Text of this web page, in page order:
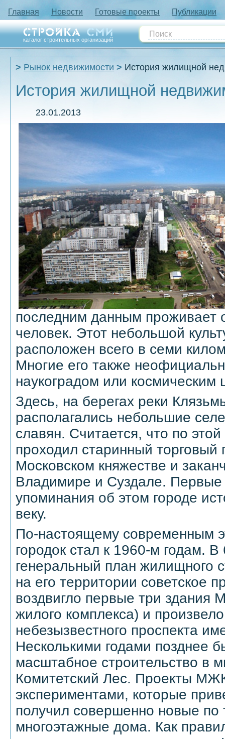
Главная Новости Готовые проекты Публикации
каталог строительных организаций
Рынок недвижимости История жилищной
История жилищной
23.01.2013
последним данным проживает
человек. Этот небольшой
расположен всего в семи
Многие его также
наукоградом или космическим
Здесь, на берегах реки
располагались небольшие
славян. Считается, что по
проходил старинный торговый
Московском княжестве и
Владимире и Суздале.
упоминания об этом городе
веку.
По-настоящему современным
городок стал к 1960-м годам.
генеральный план жилищного
на его территории советское
воздвигло первые три здания
жилого комплекса) и
небезызвестного проспекта
Несколькими годами позднее
масштабное строительство в
Комитетский Лес. Проекты
экспериментами, которые
получил совершенно новые
многоэтажные дома. Как